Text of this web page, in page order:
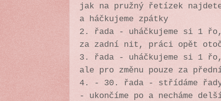
jak na pružný řetízek
a háčkujeme zpátky
2. řada - uháčkujeme si 1 řo,
za zadní nit, práci opět
3. řada - uháčkujeme si 1
ale pro změnu pouze za
4. - 30. řada - střídáme
- ukončíme po a necháme